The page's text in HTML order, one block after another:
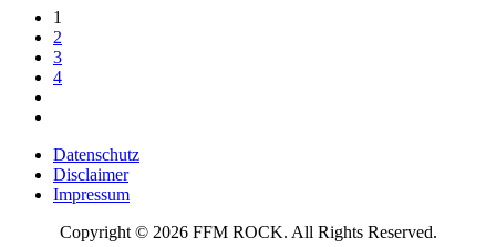
1
2
3
4
Datenschutz
Disclaimer
Impressum
Copyright © 2026 FFM ROCK. All Rights Reserved.